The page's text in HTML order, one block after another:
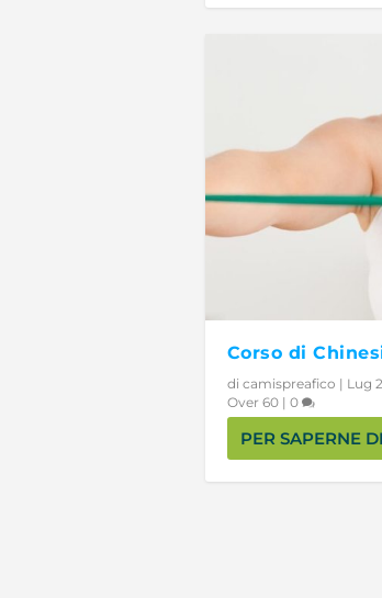
Corso di
di camispreafico | Lug
Over 60| 0
PER SAPERNE